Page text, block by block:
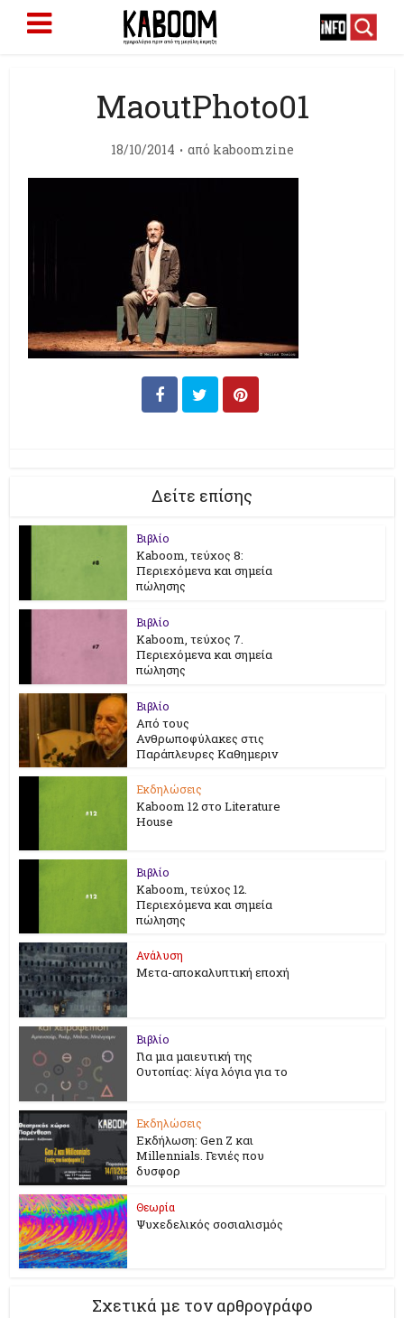
MaoutPhoto01
18/10/2014 από kaboomzine
Δείτε επίσης
Βιβλίο
Kaboom, τεύχος 8:
Περιεχόμενα και σημεία
πώλησης
Βιβλίο
Kaboom, τεύχος 7.
Περιεχόμενα και σημεία
πώλησης
Βιβλίο
Από τους
Ανθρωποφύλακες στις
Παράπλευρες Καθημεριν
Εκδηλώσεις
Kaboom 12 στο Literature
House
Βιβλίο
Kaboom, τεύχος 12.
Περιεχόμενα και σημεία
πώλησης
Ανάλυση
Μετα-αποκαλυπτική εποχή
Βιβλίο
Για μια μαιευτική της
Ουτοπίας: λίγα λόγια για το
Εκδηλώσεις
Εκδήλωση: Gen Z και
Millennials. Γενιές που
δυσφορ
Θεωρία
Ψυχεδελικός σοσιαλισμός
Σχετικά με τον αρθρογράφο